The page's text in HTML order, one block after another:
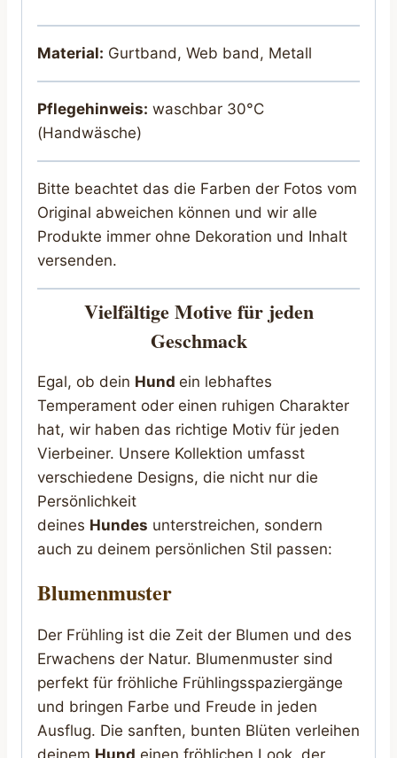
Material: Gurtband, Web band, Metall
Pflegehinweis: waschbar 30°C
(Handwäsche)
Bitte beachtet das die Farben der Fotos vom
Original abweichen können und wir alle
Produkte immer ohne Dekoration und Inhalt
versenden.
Vielfältige Motive für jeden
Geschmack
Egal, ob dein Hund ein lebhaftes
Temperament oder einen ruhigen Charakter
hat, wir haben das richtige Motiv für jeden
Vierbeiner. Unsere Kollektion umfasst
verschiedene Designs, die nicht nur die
Persönlichkeit
deines Hundes unterstreichen, sondern
auch zu deinem persönlichen Stil passen:
Blumenmuster
Der Frühling ist die Zeit der Blumen und des
Erwachens der Natur. Blumenmuster sind
perfekt für fröhliche Frühlingsspaziergänge
und bringen Farbe und Freude in jeden
Ausflug. Die sanften, bunten Blüten verleihen